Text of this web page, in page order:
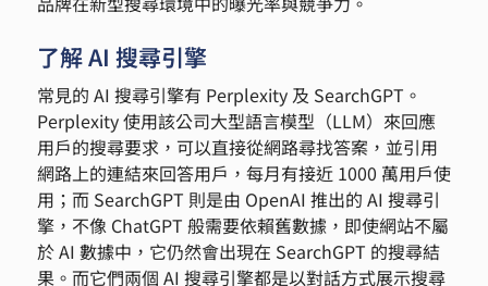
了解 AI 搜尋引擎
常見的 AI 搜尋引擎有 Perplexity 及 SearchGPT。
Perplexity 使用該公司大型語言模型（LLM）來回應
用戶的搜尋要求，可以直接從網路尋找答案，並引用
網路上的連結來回答用戶，每月有接近 1000 萬用戶使
用；而 SearchGPT 則是由 OpenAI 推出的 AI 搜尋引
擎，不像 ChatGPT 般需要依賴舊數據，即使網站不屬
於 AI 數據中，它仍然會出現在 SearchGPT 的搜尋結
果。而它們兩個 AI 搜尋引擎都是以對話方式展示搜尋